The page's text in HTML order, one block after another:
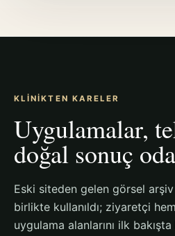
KLINIKTEN KARELER
Uygulamalar,
doğal sonuç
Eski siteden gelen görsel
birlikte kullanıldı; ziyaretçi
uygulama alanlarını ilk